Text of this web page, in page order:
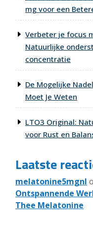
mg voor een
Verbeter je focus
Natuurlijke
concentratie
De Mogelijke
Moet Je Weten
LTO3 Original:
voor Rust en
Laatste
melatonine5mgnl
Ontspannende
Thee Melatonine